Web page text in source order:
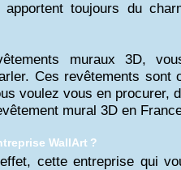
toujours du
muraux 3D,
Ces revêtements sont
voulez vous en procurer,
mural 3D en
WallArt ?
cette entreprise qui